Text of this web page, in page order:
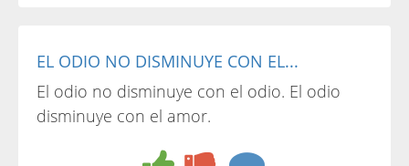
EL ODIO NO DISMINUYE CON EL...
El odio no disminuye con el odio. El odio
disminuye con el amor.